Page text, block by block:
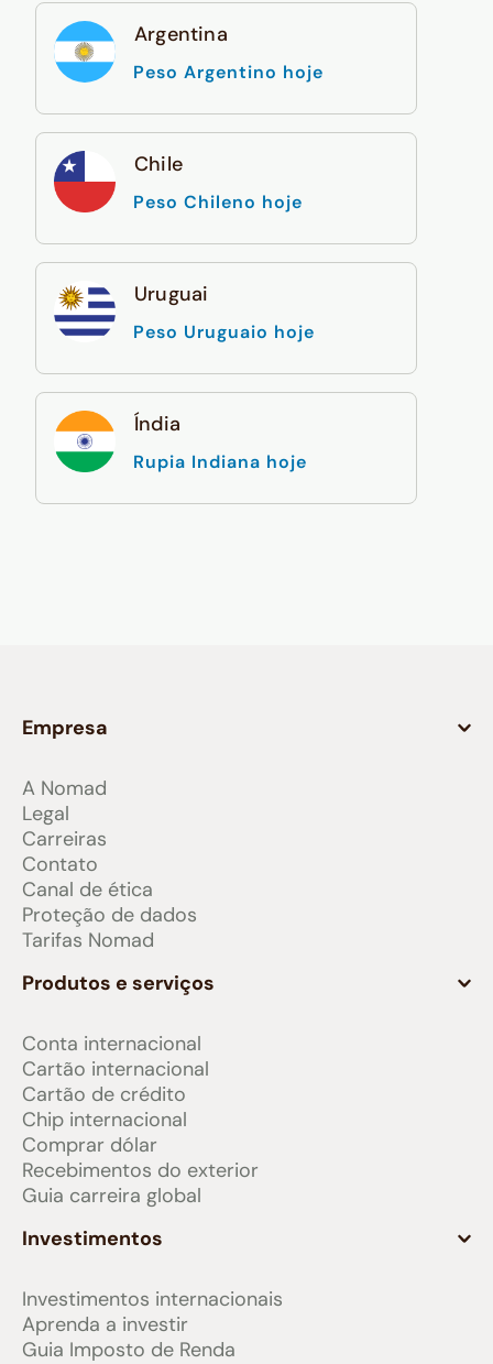
Argentina
Peso Argentino hoje
Chile
Peso Chileno hoje
Uruguai
Peso Uruguaio hoje
Índia
Rupia Indiana hoje
Empresa
A Nomad
Legal
Carreiras
Contato
Canal de ética
Proteção de dados
Tarifas Nomad
Produtos e serviços
Conta internacional
Cartão internacional
Cartão de crédito
Chip internacional
Comprar dólar
Recebimentos do exterior
Guia carreira global
Investimentos
Investimentos internacionais
Aprenda a investir
Guia Imposto de Renda